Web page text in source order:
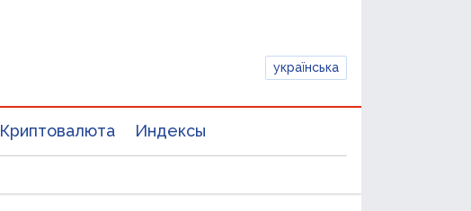
українська
Криптовалюта Индексы